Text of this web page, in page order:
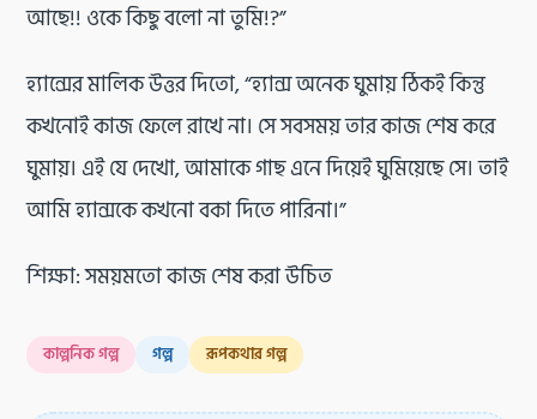
আছে!! ওকে কিছু বলো না তুমি!?”
হ্যান্সের মালিক উত্তর দিতো, “হ্যান্স অনেক ঘুমায় ঠিকই কিন্তু
কখনোই কাজ ফেলে রাখে না। সে সবসময় তার কাজ শেষ করে
ঘুমায়। এই যে দেখো, আমাকে গাছ এনে দিয়েই ঘুমিয়েছে সে। তাই
আমি হ্যান্সকে কখনো বকা দিতে পারিনা।”
শিক্ষা: সময়মতো কাজ শেষ করা উচিত
কাল্পনিক গল্প গল্প রূপকথার গল্প